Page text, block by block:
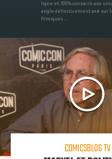
ligne et 100% consacré aux
angle définitivement axé sur
filmiques ...
COMICSBLOG TV